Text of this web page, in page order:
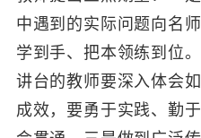
中遇到的实际问题向名
学到手、把本领练到位
讲台的教师要深入体会
成效，要勇于实践、勤